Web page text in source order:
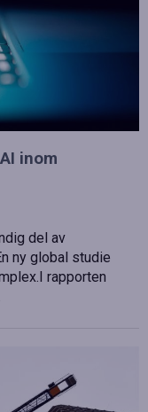
inom
del av
ny global studie
rapporten